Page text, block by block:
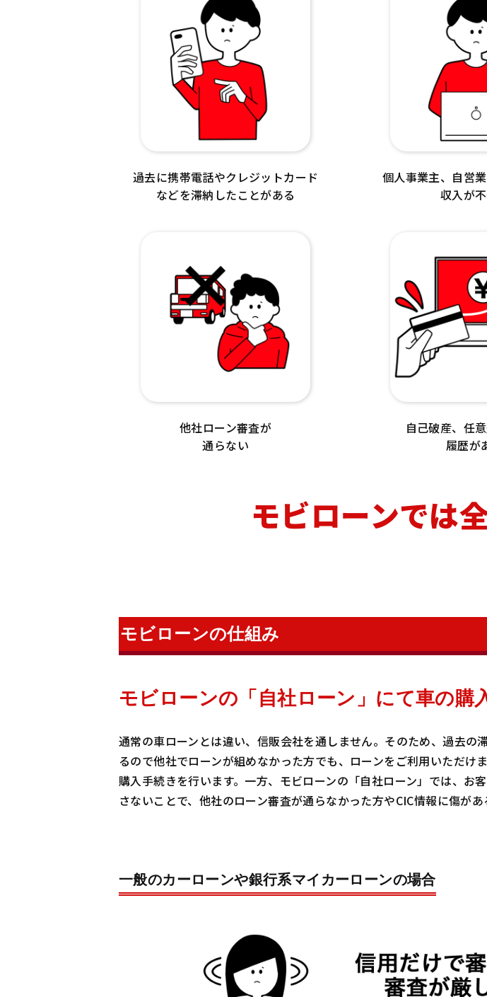
過去に携帯電話やクレジットカード
などを滞納したことがある
個人事業主、自営
収入が
他社ローン審査が
通らない
自己破産、任
履歴が
モビローンでは
モビローンの仕組み
モビローンの「自社ローン」にて車の購
通常の車ローンとは違い、信販会社を通しません。そのため、過去
るので他社でローンが組めなかった方でも、ローンをご利用いただ
購入手続きを行います。一方、モビローンの「自社ローン」では、お
さないことで、他社のローン審査が通らなかった方やCIC情報に傷が
一般のカーローンや銀行系マイカーローンの場合